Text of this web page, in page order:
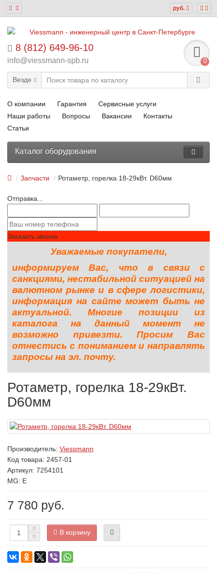
руб.
8 (812) 649-96-10
info@viessmann-spb.ru 0
Везде
О компании Гарантия
Сервисные услуги
Наши работы
Вопросы Вакансии
Контакты
Статьи
Каталог оборудования
Запчасти Ротаметр, горелка 18-29кВт. D60мм
Отправка...
Заказать звонок
Уважаемые покупатели,
информируем Вас, что в связи с
санкциями, нестабильной ситуацией на
валютном рынке и в сфере логистики,
информация на сайте может быть не
актуальной. Многие позиции из
каталога на данный момент не
возможно привезти. Просим Вас
отнестись с пониманием и направлять
запросы на эл. почту.
Ротаметр, горелка 18-29кВт.
D60мм
Производитель: Viessmann
Код товара: 2457-01
Артикул: 7254101
MG: E
7 780 руб.
В корзину